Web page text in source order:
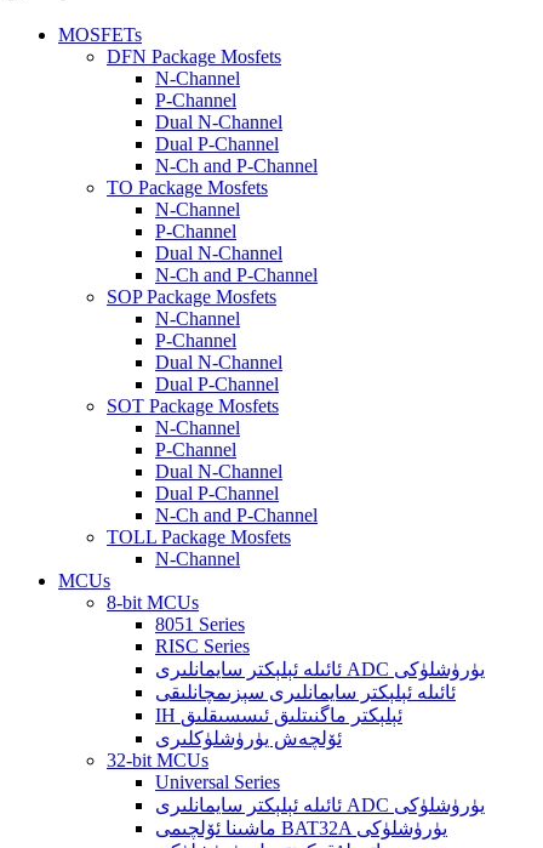
MOSFETs
DFN Package Mosfets
N-Channel
P-Channel
Dual N-Channel
Dual P-Channel
N-Ch and P-Channel
TO Package Mosfets
N-Channel
P-Channel
Dual N-Channel
N-Ch and P-Channel
SOP Package Mosfets
N-Channel
P-Channel
Dual N-Channel
Dual P-Channel
SOT Package Mosfets
N-Channel
P-Channel
Dual N-Channel
Dual P-Channel
N-Ch and P-Channel
TOLL Package Mosfets
N-Channel
MCUs
8-bit MCUs
8051 Series
RISC Series
ئائىلە ئېلېكتر سايمانلىرى ADC يۈرۈشلۈكى
ئائىلە ئېلېكتر سايمانلىرى سېزىمچانلىقى
IH ئېلېكتر ماگنىتلىق ئىسسىقلىق
ئۆلچەش يۈرۈشلۈكلىرى
32-bit MCUs
Universal Series
ئائىلە ئېلېكتر سايمانلىرى ADC يۈرۈشلۈكى
ماشىنا ئۆلچىمى BAT32A يۈرۈشلۈكى